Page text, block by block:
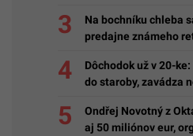
Na bochníku chleba
predajne známeho
Dôchodok už v 20-
do staroby, zavádza
Ondřej Novotný z
aj 50 miliónov eur,